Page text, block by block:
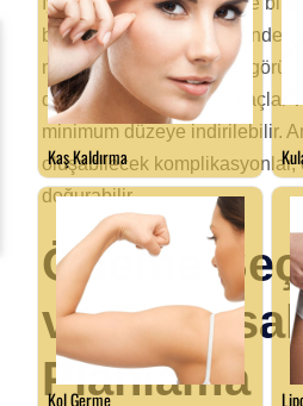
bu süreçte burun bölgesinde
morarma gibi yan etkiler
doktorunuzun önerdiği ilaçlar
minimum düzeye indirilebilir.
oluşabilecek komplikasyonlar,
doğurabilir.
Ödeme
ve Finansal
Planlama